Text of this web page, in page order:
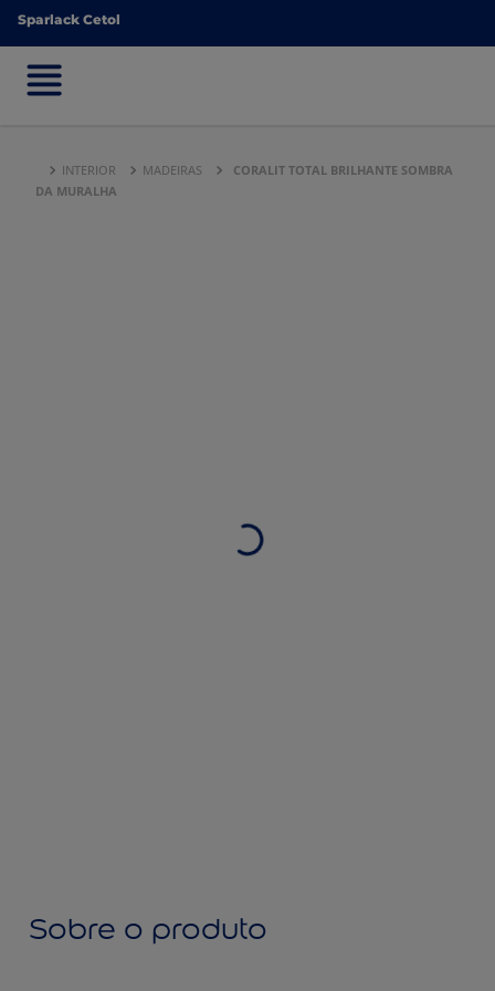
Sparlack Cetol
Sparlack Cetol
INTERIOR MADEIRAS
CORALIT TOTAL BRILHANTE SOMBRA
DA MURALHA
Sobre o produto